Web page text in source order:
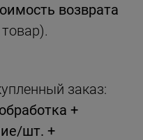
возврата
заказ:
+
шт. +